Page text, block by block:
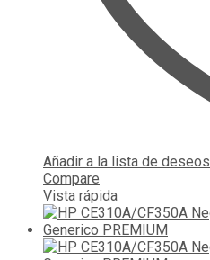
Añadir a la lista de deseos
Compare
Vista rápida